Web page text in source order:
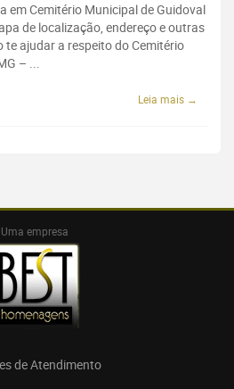
em Cemitério Municipal de Guidoval
de localização, endereço e outras
ajudar a respeito do Cemitério
– ...
Leia mais →
Uma empresa
de Atendimento